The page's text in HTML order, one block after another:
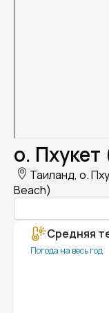
о.
Таиланд, о.
Beach)
Средняя
Погода на весь год